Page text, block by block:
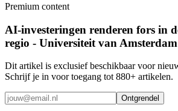
Premium content
AI-investeringen renderen fors in
regio - Universiteit van Amsterdam
Dit artikel is exclusief beschikbaar voor
Schrijf je in voor toegang tot 880+ artikelen.
Ontgrendel